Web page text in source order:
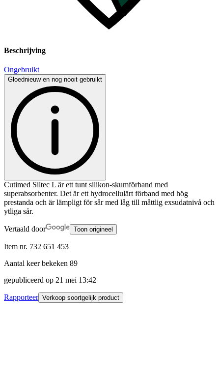
Beschrijving
Ongebruikt
Gloednieuw en nog nooit gebruikt
Cutimed Siltec L är ett tunt silikon-skumförband med
superabsorbenter. Det är ett hydrocellulärt förband med hög
prestanda och är lämpligt för sår med låg till måttlig exsudatnivå och
ytliga sår.
Vertaald door Toon origineel
Item nr. 732 651 453
Aantal keer bekeken 89
gepubliceerd op 21 mei 13:42
Rapporteer Verkoop soortgelijk product